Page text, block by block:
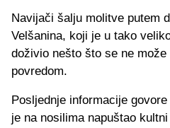
Navijači šalju molitve putem
Velšanina, koji je u tako
doživio nešto što se ne
povredom.
Posljednje informacije
je na nosilima napuštao